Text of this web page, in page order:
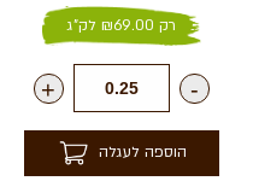
רק ₪69.00 לק"ג
-
+
הוספה לעגלה